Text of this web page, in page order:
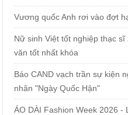
Vương quốc Anh rơi vào đợt
Nữ sinh Việt tốt nghiệp thạc
văn tốt nhất khóa
Báo CAND vạch trần sự kiện
nhân "Ngày Quốc Hận"
ÁO DÀI Fashion Week 2026 -